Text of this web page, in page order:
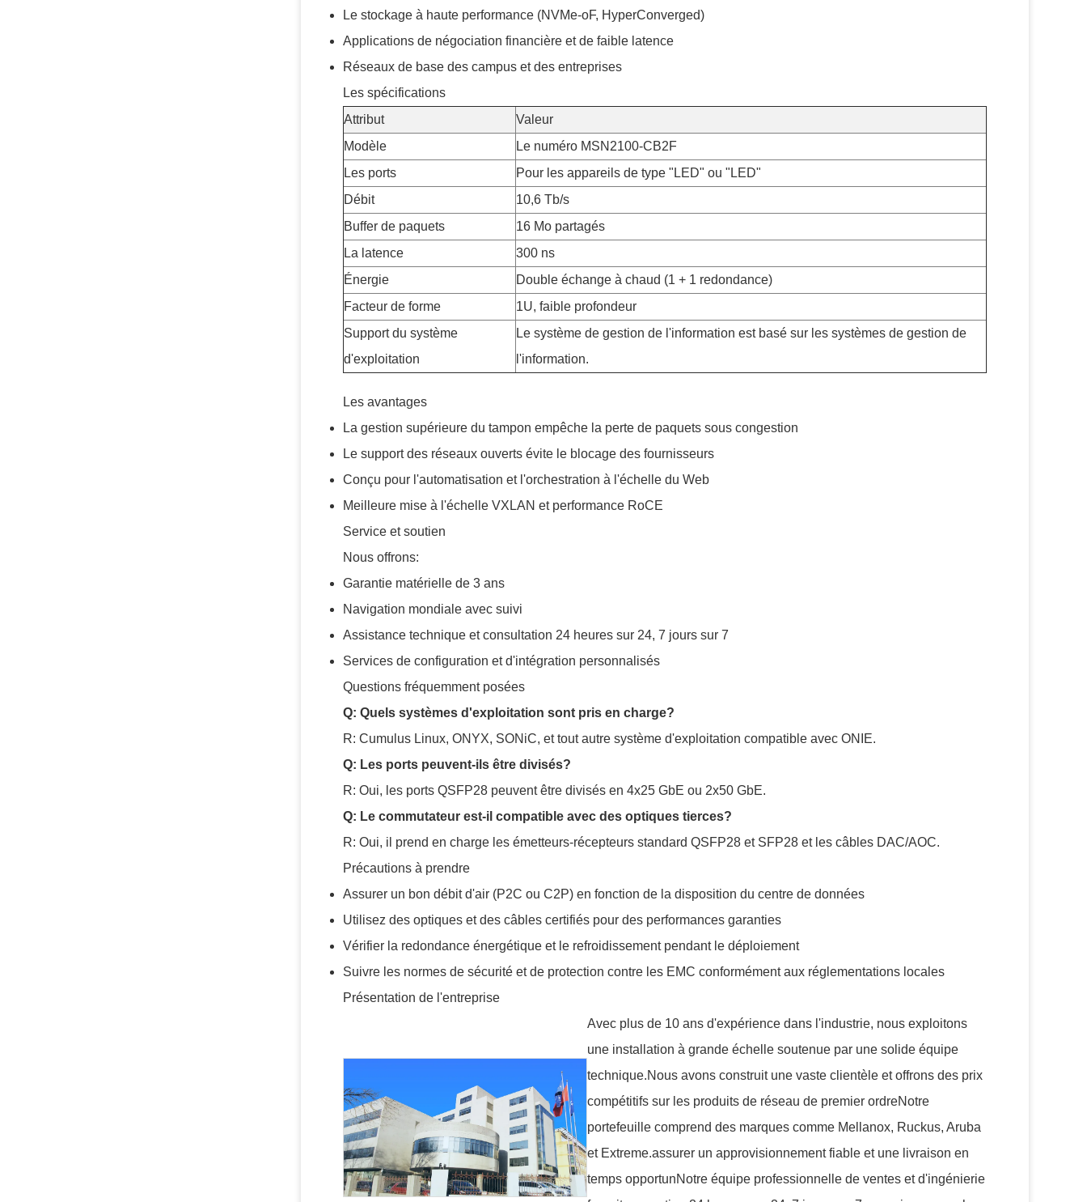
Le stockage à haute performance (NVMe-oF, HyperConverged)
Applications de négociation financière et de faible latence
Réseaux de base des campus et des entreprises
Les spécifications
Attribut
Valeur
Modèle
Le numéro MSN2100-CB2F
Les ports
Pour les appareils de type "LED" ou "LED"
Débit
10,6 Tb/s
Buffer de paquets
16 Mo partagés
La latence
300 ns
Énergie
Double échange à chaud (1 + 1 redondance)
Facteur de forme
1U, faible profondeur
Support du système
d'exploitation
Le système de gestion de l'information est basé sur les systèmes de gestion de
l'information.
Les avantages
La gestion supérieure du tampon empêche la perte de paquets sous congestion
Le support des réseaux ouverts évite le blocage des fournisseurs
Conçu pour l'automatisation et l'orchestration à l'échelle du Web
Meilleure mise à l'échelle VXLAN et performance RoCE
Service et soutien
Nous offrons:
Garantie matérielle de 3 ans
Navigation mondiale avec suivi
Assistance technique et consultation 24 heures sur 24, 7 jours sur 7
Services de configuration et d'intégration personnalisés
Questions fréquemment posées
Q: Quels systèmes d'exploitation sont pris en charge?
R: Cumulus Linux, ONYX, SONiC, et tout autre système d'exploitation compatible avec ONIE.
Q: Les ports peuvent-ils être divisés?
R: Oui, les ports QSFP28 peuvent être divisés en 4x25 GbE ou 2x50 GbE.
Q: Le commutateur est-il compatible avec des optiques tierces?
R: Oui, il prend en charge les émetteurs-récepteurs standard QSFP28 et SFP28 et les câbles DAC/AOC.
Précautions à prendre
Assurer un bon débit d'air (P2C ou C2P) en fonction de la disposition du centre de données
Utilisez des optiques et des câbles certifiés pour des performances garanties
Vérifier la redondance énergétique et le refroidissement pendant le déploiement
Suivre les normes de sécurité et de protection contre les EMC conformément aux réglementations locales
Présentation de l'entreprise
Avec plus de 10 ans d'expérience dans l'industrie, nous exploitons
une installation à grande échelle soutenue par une solide équipe
technique.Nous avons construit une vaste clientèle et offrons des prix
compétitifs sur les produits de réseau de premier ordreNotre
portefeuille comprend des marques comme Mellanox, Ruckus, Aruba
et Extreme.assurer un approvisionnement fiable et une livraison en
temps opportunNotre équipe professionnelle de ventes et d'ingénierie